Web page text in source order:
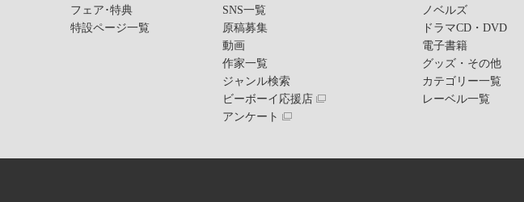
フェア･特典
特設ページ一覧
SNS一覧
原稿募集
動画
作家一覧
ジャンル検索
ビーボーイ応援店
アンケート
ノベルズ
ドラマCD・DVD
電子書籍
グッズ・その他
カテゴリー一覧
レーベル一覧